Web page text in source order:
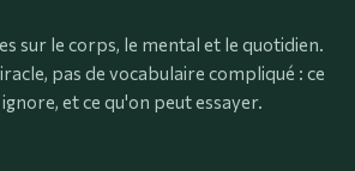
sur le corps, le mental et le quotidien.
pas de vocabulaire compliqué : ce
et ce qu'on peut essayer.